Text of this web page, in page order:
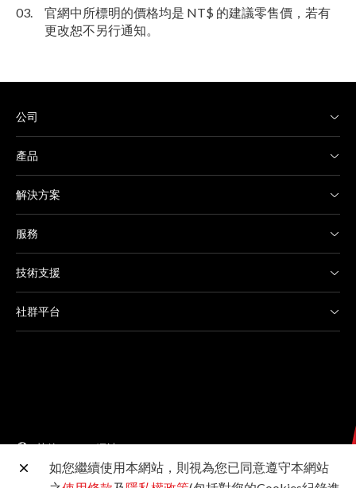
03.
官網中所標明的價格均是 NT$ 的建議零售價，若有
更改恕不另行通知。
公司
產品
解決方案
服務
技術支援
社群平台
其他 Canon 網站
如您繼續使用本網站，則視為您已同意遵守本網站